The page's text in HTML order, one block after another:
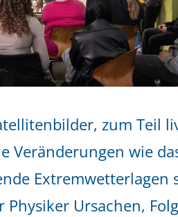
zum Teil
Veränderungen wie
Physiker Ursachen,